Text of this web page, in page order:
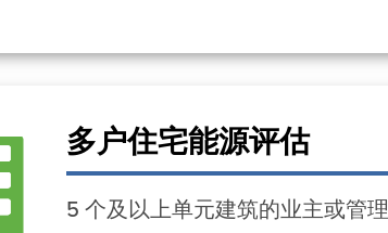
多户住宅能源评估
5 个及以上单元建筑的业主或管